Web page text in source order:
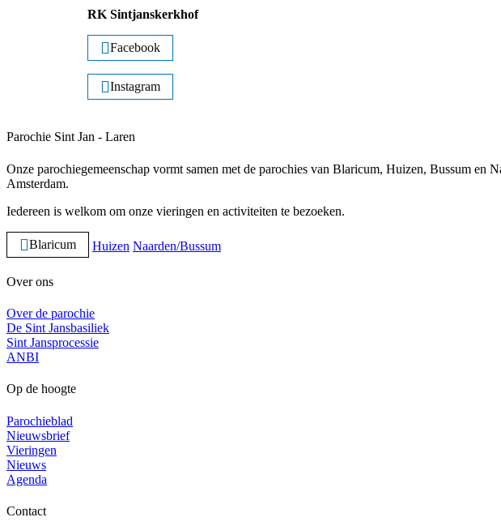
RK Sintjanskerkhof
Facebook
Instagram
Parochie Sint Jan - Laren
Onze parochiegemeenschap vormt samen met de parochies van Blaricum, Huizen, Bussum
Amsterdam.
Iedereen is welkom om onze vieringen en activiteiten te bezoeken.
Blaricum Huizen Naarden/Bussum
Over ons
Over de parochie
De Sint Jansbasiliek
Sint Jansprocessie
ANBI
Op de hoogte
Parochieblad
Nieuwsbrief
Vieringen
Nieuws
Agenda
Contact